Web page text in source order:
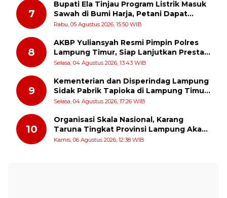
7
Bupati Ela Tinjau Program Listrik Masuk
Sawah di Bumi Harja, Petani Dapat
Subsidi Pemasangan KWH
Rabu, 05 Agustus 2026, 15:50 WIB
8
AKBP Yuliansyah Resmi Pimpin Polres
Lampung Timur, Siap Lanjutkan Prestasi
Gemilang AKBP Heti Patmawati
Selasa, 04 Agustus 2026, 13:43 WIB
9
Kementerian dan Disperindag Lampung
Sidak Pabrik Tapioka di Lampung Timur,
PPUKI Apresiasi Langkah Pengawasan
Selasa, 04 Agustus 2026, 17:26 WIB
10
Organisasi Skala Nasional, Karang
Taruna Tingkat Provinsi Lampung Akan
Melakukan Temu Karya pada tanggal 7
Kamis, 06 Agustus 2026, 12:38 WIB